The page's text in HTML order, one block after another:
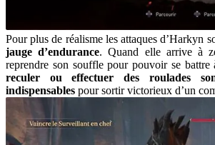
Pour plus de réalisme les attaques d’Harkyn
jauge d’endurance. Quand elle arrive à
reprendre son souffle pour pouvoir se battre
reculer ou effectuer des roulades
indispensables pour sortir victorieux d’un